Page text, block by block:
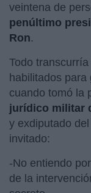
veintena de
penúltimo
Ron.
Todo
habilitados para
cuando tomó la
jurídico militar
y exdiputado
invitado:
-No entiendo
de la